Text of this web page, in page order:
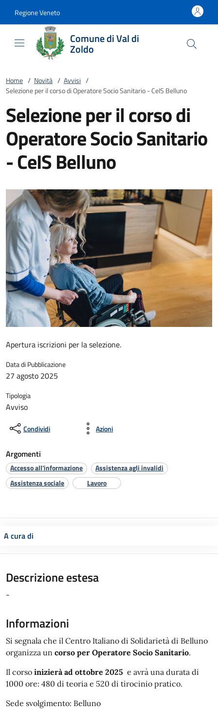
Regione Veneto
Comune di Val di
Zoldo
Home / Novità / Avvisi /
Selezione per il corso di Operatore Socio Sanitario - CeIS Belluno
Selezione per il corso di
Operatore Socio Sanitario
- CeIS Belluno
Apertura iscrizioni per la selezione.
Data di Pubblicazione
27 agosto 2025
Tipologia
Avviso
Condividi Azioni
Argomenti
Accesso all'informazione
Assistenza agli invalidi
Assistenza sociale
Lavoro
A cura di
Descrizione estesa
-
Informazioni
Si segnala che il Centro Italiano di Solidarietà di Belluno
organizza un corso per Operatore Socio Sanitario.
Il corso inizierà ad ottobre 2025 e avrà una durata di
1000 ore: 480 di teoria e 520 di tirocinio pratico.
Sede svolgimento: Belluno